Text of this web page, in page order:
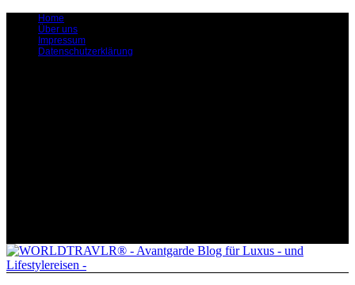
Home
Über uns
Impressum
Datenschutzerklärung